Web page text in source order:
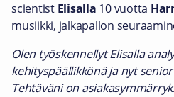
scientist Elisalla 10 vuotta
musiikki, jalkapallon
Olen työskennellyt Elisalla
kehityspäällikkönä ja nyt
Tehtäväni on